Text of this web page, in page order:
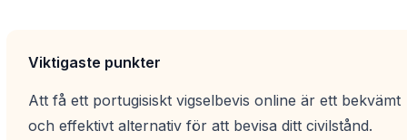
Viktigaste punkter
Att få ett portugisiskt vigselbevis online är ett bekvämt
och effektivt alternativ för att bevisa ditt civilstånd.